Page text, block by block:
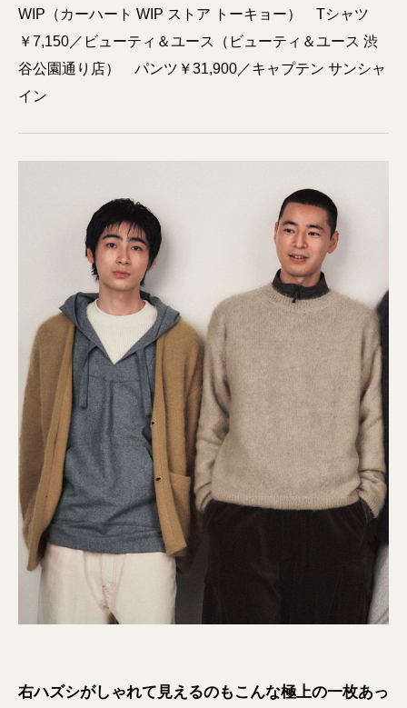
WIP（カーハート WIP ストア トーキョー） Tシャツ
￥7,150／ビューティ＆ユース（ビューティ＆ユース 渋
谷公園通り店） パンツ￥31,900／キャプテン サンシャ
イン
右ハズシがしゃれて見えるのもこんな極上の一枚あっ